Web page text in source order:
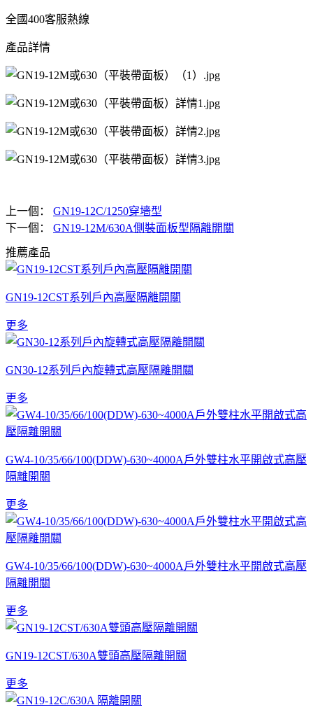
全國400客服熱線
產品詳情
上一個：
GN19-12C/1250穿墻型
下一個：
GN19-12M/630A側裝面板型隔離開關
推薦產品
GN19-12CST系列戶內高壓隔離開關
更多
GN30-12系列戶內旋轉式高壓隔離開關
更多
GW4-10/35/66/100(DDW)-630~4000A戶外雙柱水平開啟式高壓
隔離開關
更多
GW4-10/35/66/100(DDW)-630~4000A戶外雙柱水平開啟式高壓
隔離開關
更多
GN19-12CST/630A雙頭高壓隔離開關
更多